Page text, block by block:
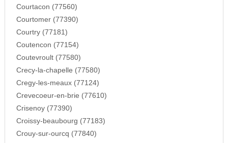
Courtacon (77560)
Courtomer (77390)
Courtry (77181)
Coutencon (77154)
Coutevroult (77580)
Crecy-la-chapelle (77580)
Cregy-les-meaux (77124)
Crevecoeur-en-brie (77610)
Crisenoy (77390)
Croissy-beaubourg (77183)
Crouy-sur-ourcq (77840)